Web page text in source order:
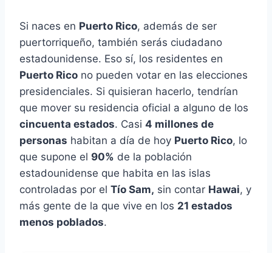
Si naces en Puerto Rico, además de ser
puertorriqueño, también serás ciudadano
estadounidense. Eso sí, los residentes en
Puerto Rico no pueden votar en las elecciones
presidenciales. Si quisieran hacerlo, tendrían
que mover su residencia oficial a alguno de los
cincuenta estados. Casi 4 millones de
personas habitan a día de hoy Puerto Rico, lo
que supone el 90% de la población
estadounidense que habita en las islas
controladas por el Tío Sam, sin contar Hawai, y
más gente de la que vive en los 21 estados
menos poblados.